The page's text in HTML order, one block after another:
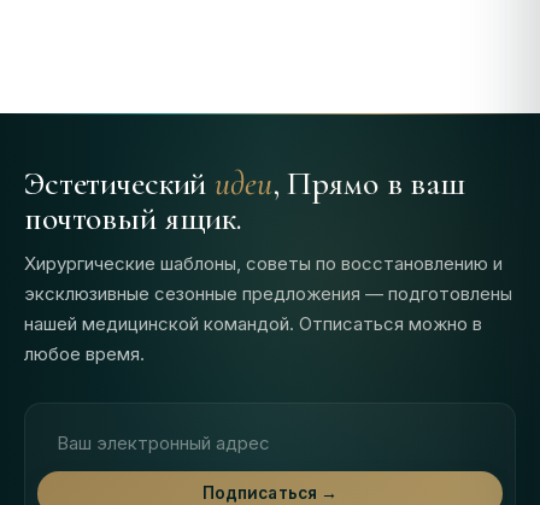
Эстетический идеи, Прямо в ваш
почтовый ящик.
Хирургические шаблоны, советы по восстановлению и
эксклюзивные сезонные предложения — подготовлены
нашей медицинской командой. Отписаться можно в
любое время.
Подписаться →